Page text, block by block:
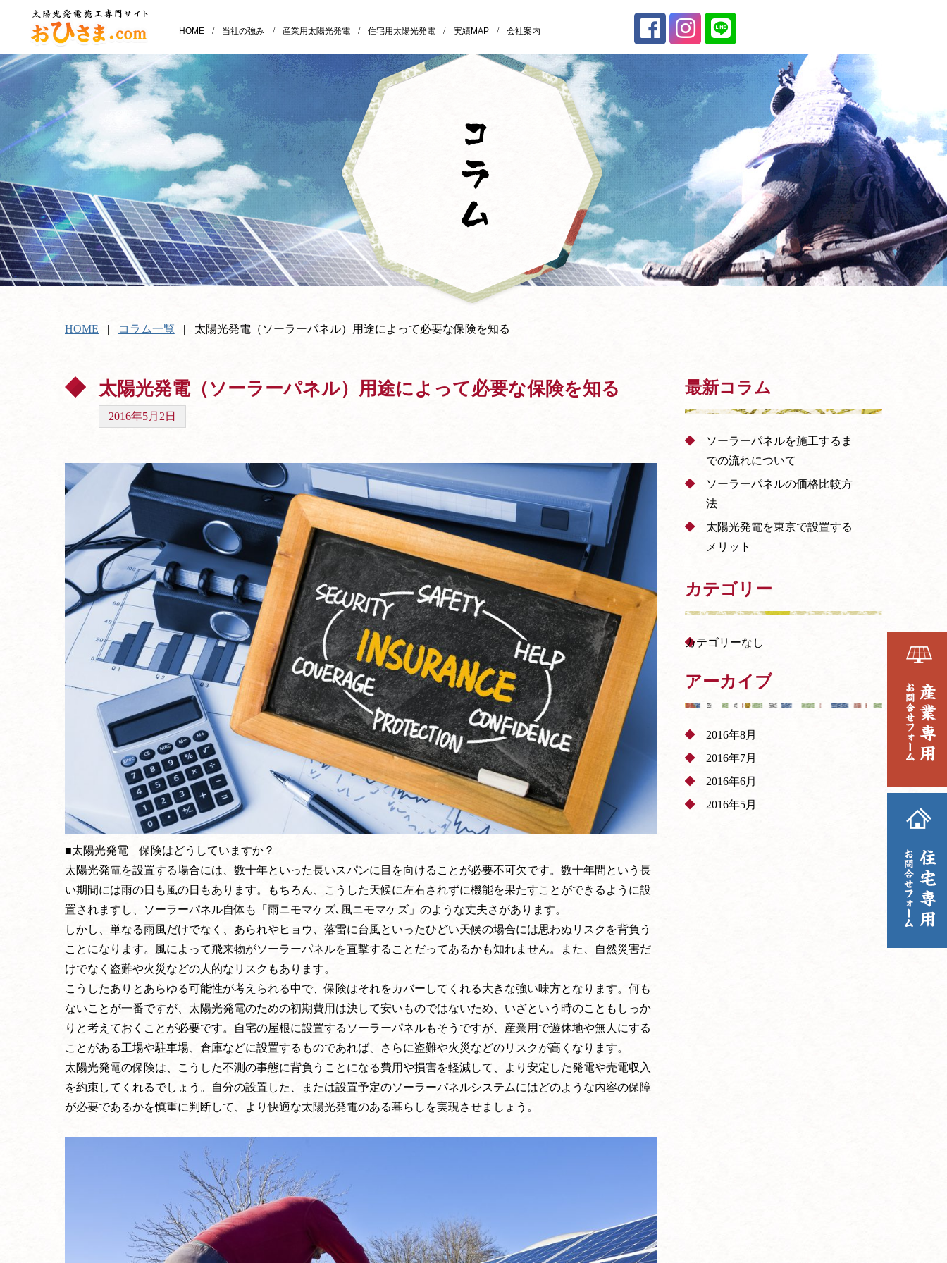
HOME / 当社の強み / 産業用太陽光発電 / 住宅用太陽光発電 / 実績MAP / 会社案内
HOME コラム一覧 太陽光発電（ソーラーパネル）用途によって必要な保険を知る
太陽光発電（ソーラーパネル）用途によって必要な保険を知る
2016年5月2日
■太陽光発電 保険はどうしていますか？
太陽光発電を設置する場合には、数十年といった長いスパンに目を向けることが必要不可欠です。数十年間という長
い期間には雨の日も風の日もあります。もちろん、こうした天候に左右されずに機能を果たすことができるように設
置されますし、ソーラーパネル自体も「雨ニモマケズ､風ニモマケズ」のような丈夫さがあります。
しかし、単なる雨風だけでなく、あられやヒョウ、落雷に台風といったひどい天候の場合には思わぬリスクを背負う
ことになります。風によって飛来物がソーラーパネルを直撃することだってあるかも知れません。また、自然災害だ
けでなく盗難や火災などの人的なリスクもあります。
こうしたありとあらゆる可能性が考えられる中で、保険はそれをカバーしてくれる大きな強い味方となります。何も
ないことが一番ですが、太陽光発電のための初期費用は決して安いものではないため、いざという時のこともしっか
りと考えておくことが必要です。自宅の屋根に設置するソーラーパネルもそうですが、産業用で遊休地や無人にする
ことがある工場や駐車場、倉庫などに設置するものであれば、さらに盗難や火災などのリスクが高くなります。
太陽光発電の保険は、こうした不測の事態に背負うことになる費用や損害を軽減して、より安定した発電や売電収入
を約束してくれるでしょう。自分の設置した、または設置予定のソーラーパネルシステムにはどのような内容の保障
が必要であるかを慎重に判断して、より快適な太陽光発電のある暮らしを実現させましょう。
最新コラム
ソーラーパネルを施工するま
での流れについて
ソーラーパネルの価格比較方
法
太陽光発電を東京で設置する
メリット
カテゴリー
カテゴリーなし
アーカイブ
2016年8月
2016年7月
2016年6月
2016年5月